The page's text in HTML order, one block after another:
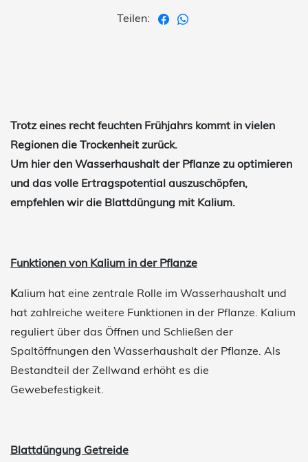
Teilen:
Trotz eines recht feuchten Frühjahrs kommt in vielen
Regionen die Trockenheit zurück.
Um hier den Wasserhaushalt der Pflanze zu optimieren
und das volle Ertragspotential auszuschöpfen,
empfehlen wir die Blattdüngung mit Kalium.
Funktionen von Kalium in der Pflanze
Kalium hat eine zentrale Rolle im Wasserhaushalt und
hat zahlreiche weitere Funktionen in der Pflanze. Kalium
reguliert über das Öffnen und Schließen der
Spaltöffnungen den Wasserhaushalt der Pflanze. Als
Bestandteil der Zellwand erhöht es die
Gewebefestigkeit.
Blattdüngung Getreide